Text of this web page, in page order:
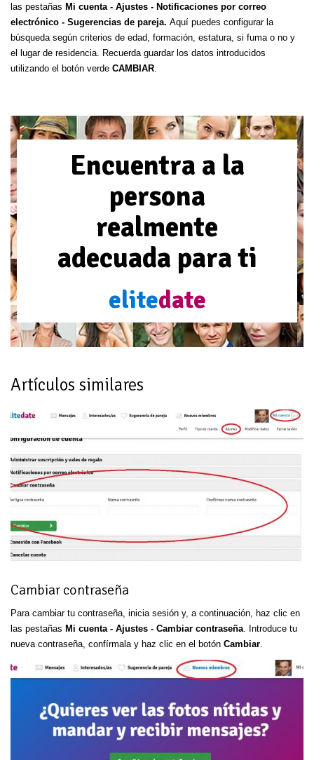
las pestañas Mi cuenta - Ajustes - Notificaciones por correo
electrónico - Sugerencias de pareja. Aquí puedes configurar la
búsqueda según criterios de edad, formación, estatura, si fuma o no y
el lugar de residencia. Recuerda guardar los datos introducidos
utilizando el botón verde CAMBIAR
Encuentra a la
persona
realmente
adecuada para ti
elitedate
Artículos similares
Cambiar contraseña
Para cambiar tu contraseña, inicia sesión y, a continuación, haz clic en
las pestañas Mi cuenta - Ajustes - Cambiar contraseña . Introduce tu
nueva contraseña, confírmala y haz clic en el botón Cambiar